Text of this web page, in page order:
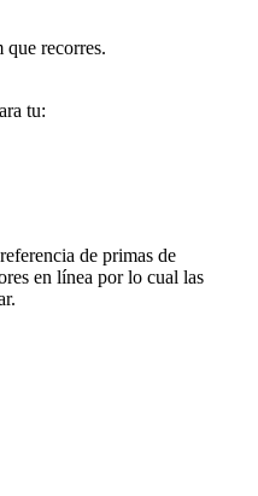
que recorres.
tu:
de primas de
en línea por lo cual las